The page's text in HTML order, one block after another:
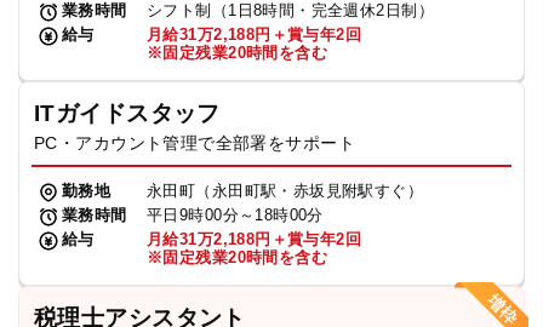
業務時間
シフト制（1日8時間・完全週休2日制）
給与
月給31万2,188円＋賞与年2回
※固定残業20時間を含む
ITガイドスタッフ
PC・アカウント管理で全部署をサポート
勤務地
永田町（永田町駅・赤坂見附駅すぐ）
業務時間
平日9時00分～18時00分
給与
月給31万2,188円＋賞与年2回
※固定残業20時間を含む
税理士アシスタント